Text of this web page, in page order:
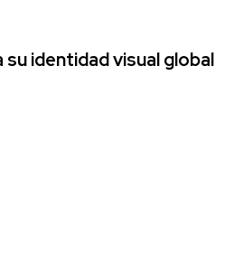
su identidad visual global